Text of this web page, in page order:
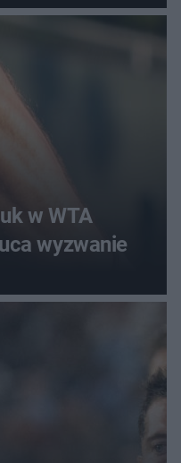
w WTA
wyzwanie